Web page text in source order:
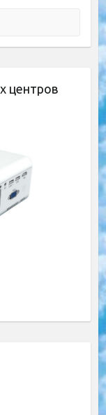
центров